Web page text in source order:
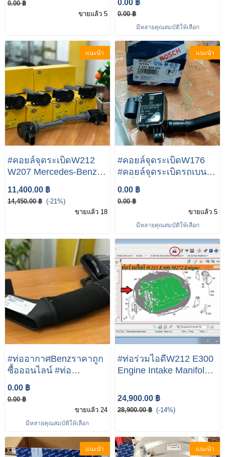
W211 W203
0.00 ฿
ขายแล้ว 5
Class
0.00 ฿
0.00 ฿
มีหลายคุณสมบัติให้เลือก
แนะนำ
#คอยล์จุดระเบิดW212
W207 Mercedes-Benz E
Class E300 M272
Engine
11,400.00 ฿
14,450.00 ฿ (-21%)
ขายแล้ว 18
แนะนำ
#คอยล์จุดระเบิดW176
#คอยล์จุดระเบิดรถเบนซ์
(เครื่อง M270 M274)
W117 W176 W156
W246 W204 W205
274 906 14 00 ยี่ห้อ
0.00 ฿
0.00 ฿
ขายแล้ว 5
มีหลายคุณสมบัติให้เลือก
#ท่ออากาศBenzราคาถูก
ซื้อออนไลน์ #ท่อ
อากาศBenzW204 #ท่อ
อากาศW212 #ท่อ
อากาศBenzW211 #ท่อ
M271) W211
KOMPRESSOR เบอร์
A271 094 12 82
0.00 ฿
0.00 ฿
ขายแล้ว 24
มีหลายคุณสมบัติให้เลือก
#ท่อร่วมไอดีW212 E300
Engine Intake Manifold
Benz E calss W212
E300
24,900.00 ฿
28,900.00 ฿ (-14%)
แนะนำ แนะนำ